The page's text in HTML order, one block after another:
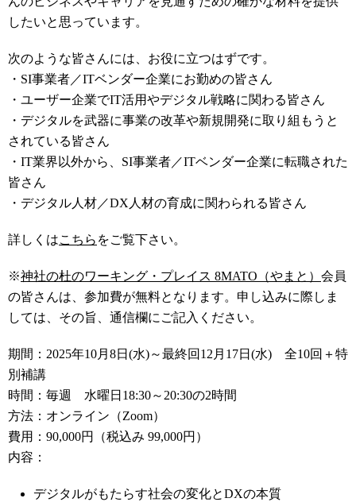
したいと思っています。
次のような皆さんには、お役に立つはずです。
・SI事業者／ITベンダー企業にお勤めの皆さん
・ユーザー企業でIT活用やデジタル戦略に関わる皆さん
・デジタルを武器に事業の改革や新規開発に取り組もうと
されている皆さん
・IT業界以外から、SI事業者／ITベンダー企業に転職された
皆さん
・デジタル人材／DX人材の育成に関わられる皆さん
詳しくはこちら をご覧下さい。
※神社の杜のワーキング・プレイス 8MATO（やまと） 会員
の皆さんは、参加費が無料となります。申し込みに際しま
しては、その旨、通信欄にご記入ください。
期間：2025年10月8日(水)～最終回12月17日(水) 全10回＋特
別補講
時間：毎週 水曜日18:30～20:30の2時間
方法：オンライン（Zoom）
費用：90,000円（税込み 99,000円）
内容：
デジタルがもたらす社会の変化とDXの本質